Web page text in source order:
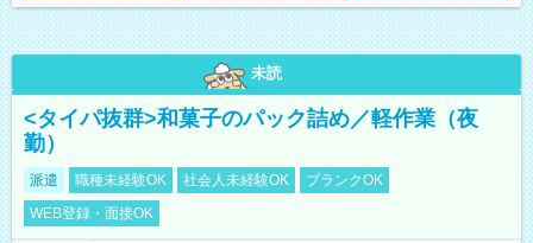
未読
<タイパ抜群>和菓子のパック詰め／軽作業（夜
勤）
派遣 職種未経験OK 社会人未経験OK
ブランクOK
WEB登録・面接OK